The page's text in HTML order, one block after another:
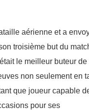
aérienne et a
troisième but du
le meilleur buteur de
non seulement en
que joueur capable
pour ses